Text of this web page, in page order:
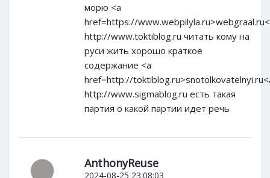
морю <a
href=https://
http://www.toktiblog.ru читать кому на
руси жить хорошо краткое
содержание <a
href=http://
http://www.sigmablog.ru есть такая
партия о какой партии идет речь
AnthonyReuse
2024-08-25 23:08:03